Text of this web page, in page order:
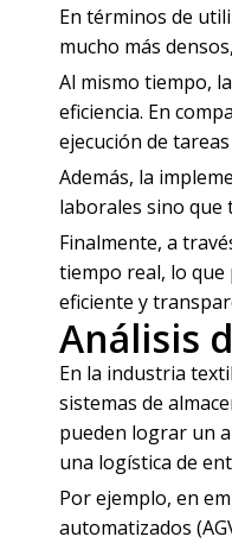
En términos de
mucho más
Al mismo tiempo,
eficiencia. En
ejecución de
Además, la
laborales sino que
Finalmente, a
tiempo real, lo que
eficiente y
Análisis
En la industria
sistemas de
pueden lograr un
una logística de
Por ejemplo, en
automatizados